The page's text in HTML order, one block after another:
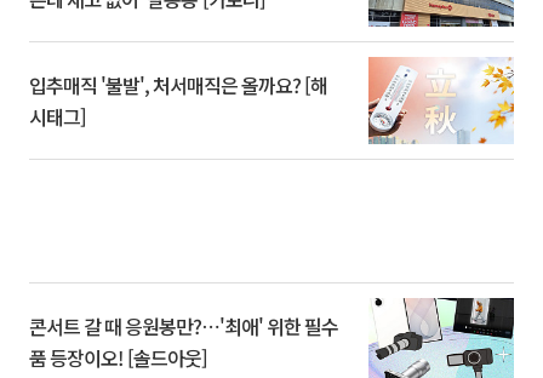
입추매직 '불발', 처서매직은 올까요? [해
시태그]
콘서트 갈 때 응원봉만?⋯'최애' 위한 필수
품 등장이오! [솔드아웃]